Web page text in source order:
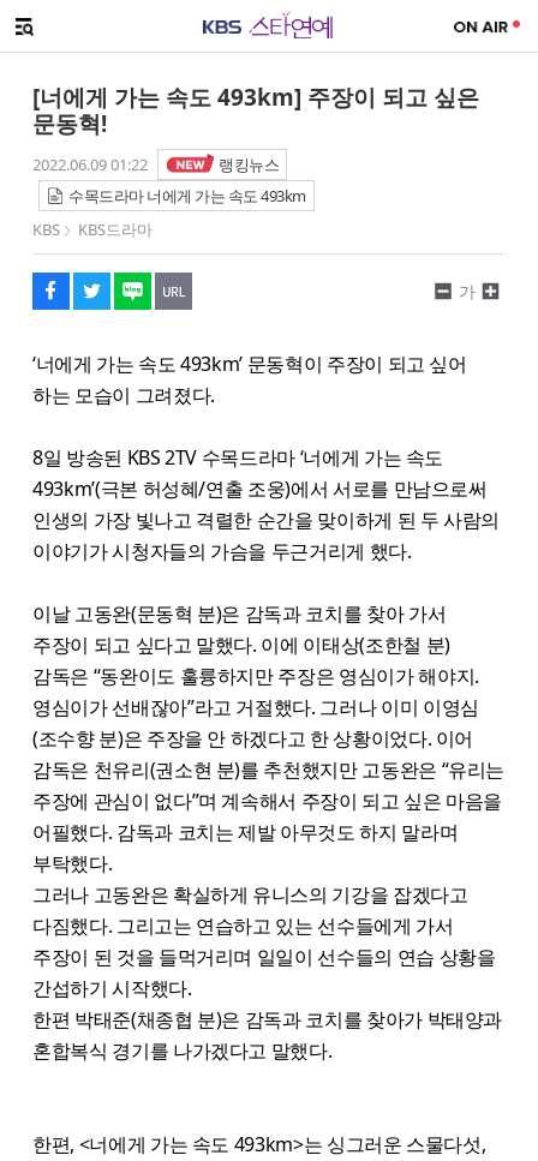
메뉴 열기
[너에게 가는 속도 493km] 주장이 되고 싶은
문동혁!
2022.06.09 01:22
랭킹뉴스
수목드라마 너에게 가는 속도 493km
KBS
KBS드라마
페이스북
트위터
네이버
URL복사
글씨 작게보기
가
글씨 크게보기
‘너에게 가는 속도 493km’ 문동혁이 주장이 되고 싶어
하는 모습이 그려졌다.
8일 방송된 KBS 2TV 수목드라마 ‘너에게 가는 속도
493km’(극본 허성혜/연출 조웅)에서 서로를 만남으로써
인생의 가장 빛나고 격렬한 순간을 맞이하게 된 두 사람의
이야기가 시청자들의 가슴을 두근거리게 했다.
이날 고동완(문동혁 분)은 감독과 코치를 찾아 가서
주장이 되고 싶다고 말했다. 이에 이태상(조한철 분)
감독은 “동완이도 훌륭하지만 주장은 영심이가 해야지.
영심이가 선배잖아”라고 거절했다. 그러나 이미 이영심
(조수향 분)은 주장을 안 하겠다고 한 상황이었다. 이어
감독은 천유리(권소현 분)를 추천했지만 고동완은 “유리는
주장에 관심이 없다”며 계속해서 주장이 되고 싶은 마음을
어필했다. 감독과 코치는 제발 아무것도 하지 말라며
부탁했다.
그러나 고동완은 확실하게 유니스의 기강을 잡겠다고
다짐했다. 그리고는 연습하고 있는 선수들에게 가서
주장이 된 것을 들먹거리며 일일이 선수들의 연습 상황을
간섭하기 시작했다.
한편 박태준(채종협 분)은 감독과 코치를 찾아가 박태양과
혼합복식 경기를 나가겠다고 말했다.
한편, <너에게 가는 속도 493km>는 싱그러운 스물다섯,